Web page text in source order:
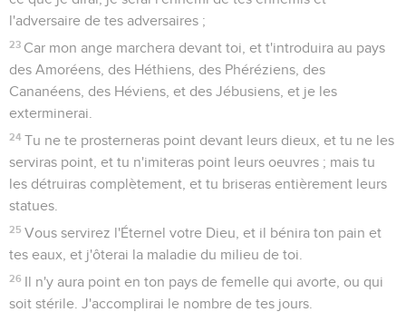
l'adversaire de tes adversaires ;
23 Car mon ange marchera devant toi, et t'introduira au pays
des Amoréens, des Héthiens, des Phéréziens, des
Cananéens, des Héviens, et des Jébusiens, et je les
exterminerai.
24 Tu ne te prosterneras point devant leurs dieux, et tu ne les
serviras point, et tu n'imiteras point leurs oeuvres ; mais tu
les détruiras complètement, et tu briseras entièrement leurs
statues.
25 Vous servirez l'Éternel votre Dieu, et il bénira ton pain et
tes eaux, et j'ôterai la maladie du milieu de toi.
26 Il n'y aura point en ton pays de femelle qui avorte, ou qui
soit stérile. J'accomplirai le nombre de tes jours.